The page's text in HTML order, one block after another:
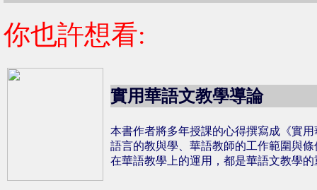
你也許想看:
實用華語文教學導論
本書作者將多年授課的心得撰寫成《實
語言的教與學、華語教師的工作範圍與
在華語教學上的運用，都是華語文教學